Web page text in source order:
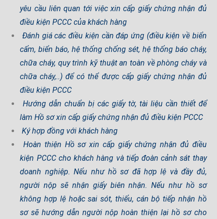
yêu cầu liên quan tới việc xin cấp giấy chứng nhận đủ
điều kiện PCCC của khách hàng
Đánh giá các điều kiện cần đáp ứng (điều kiện về biển
cấm, biển báo, hệ thống chống sét, hệ thống báo cháy,
chữa cháy, quy trình kỹ thuật an toàn về phòng cháy và
chữa cháy,..) để có thể được cấp giấy chứng nhận đủ
điều kiện PCCC
Hướng dẫn chuẩn bị các giấy tờ, tài liệu cần thiết để
làm Hồ sơ xin cấp giấy chứng nhận đủ điều kiện PCCC
Ký hợp đồng với khách hàng
Hoàn thiện Hồ sơ xin cấp giấy chứng nhận đủ điều
kiện PCCC cho khách hàng và tiếp đoàn cảnh sát thay
doanh nghiệp. Nếu như hồ sơ đã hợp lệ và đầy đủ,
người nộp sẽ nhận giấy biên nhận. Nếu như hồ sơ
không hợp lệ hoặc sai sót, thiếu, cán bộ tiếp nhận hồ
sơ sẽ hướng dẫn người nộp hoàn thiện lại hồ sơ cho